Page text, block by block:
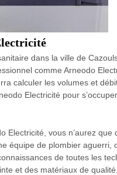
dans la ville de
comme Arneodo
calculer les volumes et
Electricité pour
Electricité, vous n’aurez
équipe de plombier
de toutes les
et des matériaux de